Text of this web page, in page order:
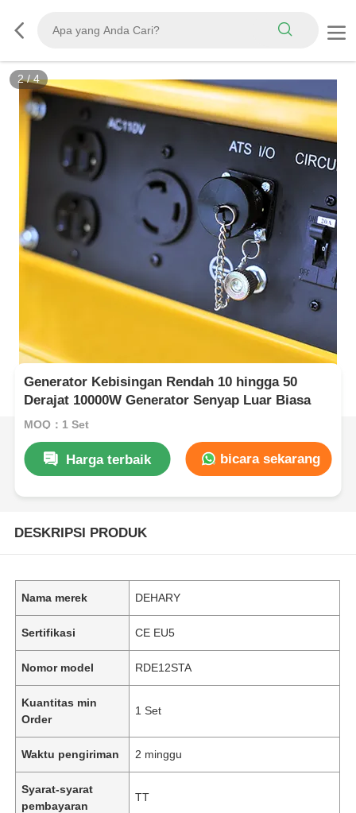
2/4
Generator Kebisingan Rendah 10 hingga 50
Derajat 10000W Generator Senyap Luar Biasa
MOQ：1 Set
Harga terbaik bicara sekarang
DESKRIPSI PRODUK
Nama merek DEHARY
Sertifikasi CE EU5
Nomor model RDE12STA
Kuantitas min
Order
1 Set
Waktu pengiriman 2 minggu
Syarat-syarat
pembayaran
TT